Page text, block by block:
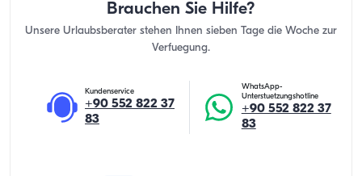
Brauchen Sie Hilfe?
Unsere Urlaubsberater stehen Ihnen sieben Tage die Woche zur
Verfuegung.
Kundenservice
+90 552 822 37
83
WhatsApp-
Unterstuetzungshotline
+90 552 822 37
83